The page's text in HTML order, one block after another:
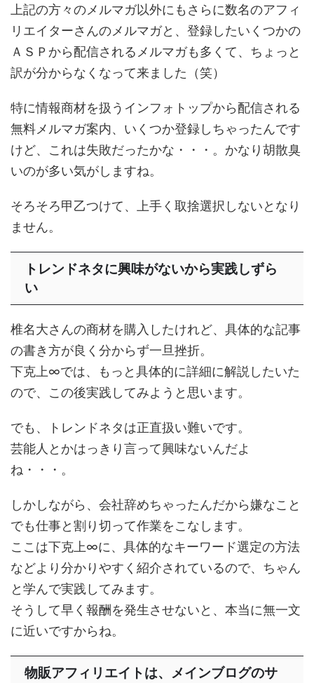
上記の方々のメルマガ以外にもさらに数名のアフィ
リエイターさんのメルマガと、登録したいくつかの
ＡＳＰから配信されるメルマガも多くて、ちょっと
訳が分からなくなって来ました（笑）
特に情報商材を扱うインフォトップから配信される
無料メルマガ案内、いくつか登録しちゃったんです
けど、これは失敗だったかな・・・。かなり胡散臭
いのが多い気がしますね。
そろそろ甲乙つけて、上手く取捨選択しないとなり
ません。
トレンドネタに興味がないから実践しずら
い
椎名大さんの商材を購入したけれど、具体的な記事
の書き方が良く分からず一旦挫折。
下克上∞では、もっと具体的に詳細に解説したいた
ので、この後実践してみようと思います。
でも、トレンドネタは正直扱い難いです。
芸能人とかはっきり言って興味ないんだよ
ね・・・。
しかしながら、会社辞めちゃったんだから嫌なこと
でも仕事と割り切って作業をこなします。
ここは下克上∞に、具体的なキーワード選定の方法
などより分かりやすく紹介されているので、ちゃん
と学んで実践してみます。
そうして早く報酬を発生させないと、本当に無一文
に近いですからね。
物販アフィリエイトは、メインブログのサ